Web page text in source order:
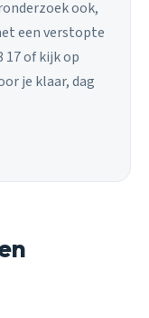
ook,
een verstopte
17 of kijk op
je klaar, dag